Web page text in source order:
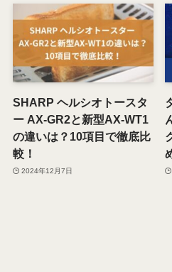
SHARP ヘルシオトースタ
ー AX-GR2と新型AX-WT1
の違いは？10項目で徹底比
較！
2024年12月7日